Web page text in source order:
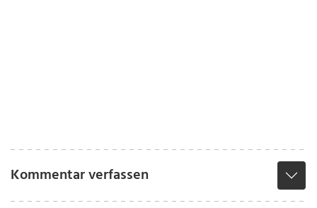
Kommentar verfassen